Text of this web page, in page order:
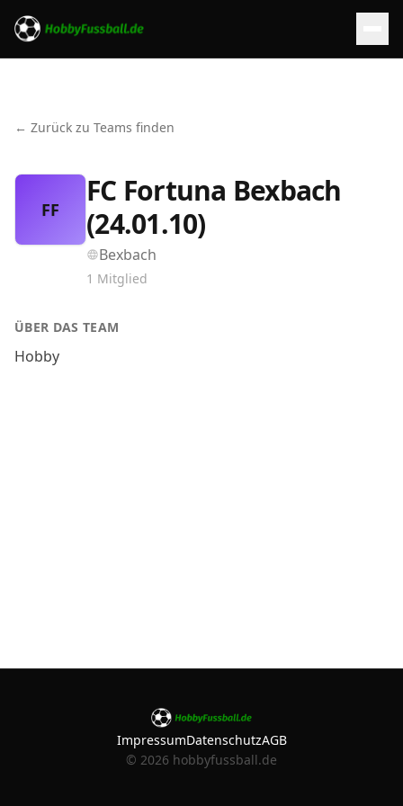
← Zurück zu Teams finden
FF
FC Fortuna Bexbach
(24.01.10)
Bexbach
1 Mitglied
ÜBER DAS TEAM
Hobby
ImpressumDatenschutzAGB
© 2026 hobbyfussball.de